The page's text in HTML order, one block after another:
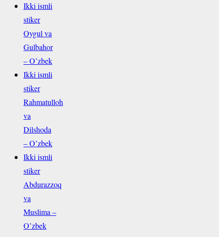
Ikki ismli
stiker
Oygul va
Gulbahor
– O’zbek
Ikki ismli
stiker
Rahmatulloh
va
Dilshoda
– O’zbek
Ikki ismli
stiker
Abdurazzoq
va
Muslima –
O’zbek